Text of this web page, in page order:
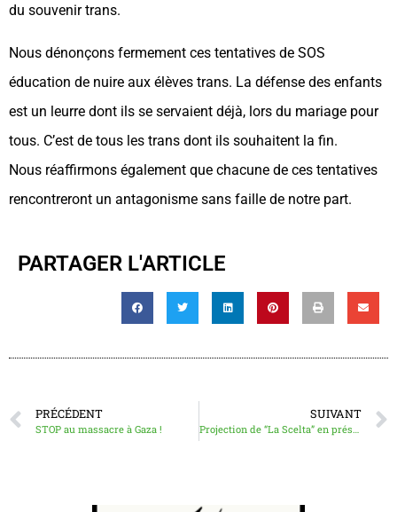
du souvenir trans.
Nous dénonçons fermement ces tentatives de SOS
éducation de nuire aux élèves trans. La défense des enfants
est un leurre dont ils se servaient déjà, lors du mariage pour
tous. C’est de tous les trans dont ils souhaitent la fin.
Nous réaffirmons également que chacune de ces tentatives
rencontreront un antagonisme sans faille de notre part.
PARTAGER L'ARTICLE
PRÉCÉDENT
STOP au massacre à Gaza !
SUIVANT